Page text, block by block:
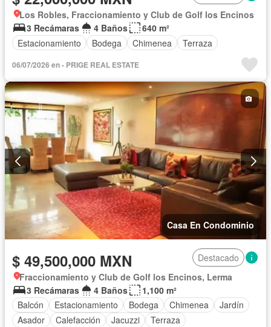
Los Robles, Fraccionamiento y Club de Golf los Encinos
3 Recámaras
4 Baños
640 m²
Estacionamiento
Bodega Chimenea Terraza
06/07/2026 en - PRIGE REAL ESTATE
Casa En Condominio
$ 49,500,000 MXN
Destacado
Fraccionamiento y Club de Golf los Encinos, Lerma
3 Recámaras
4 Baños
1,100 m²
Balcón
Estacionamiento Bodega Chimenea
Jardín
Asador
Calefacción Jacuzzi Terraza